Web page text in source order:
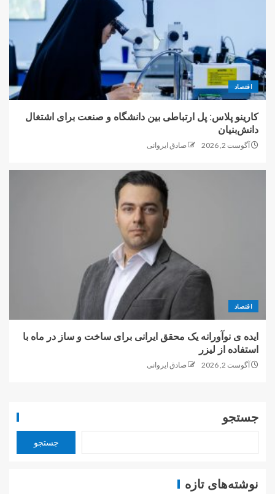
اقتصاد
کارینو پلاس: پل ارتباطی بین دانشگاه و صنعت برای اشتغال
دانش‌بنیان
آگوست 2, 2026 صادق ایروانی
اقتصاد
ایده ی نوآورانه یک محقق ایرانی برای ساخت و ساز در ماه با
استفاده از لیزر
آگوست 2, 2026 صادق ایروانی
جستجو
جستجو
نوشته‌های تازه